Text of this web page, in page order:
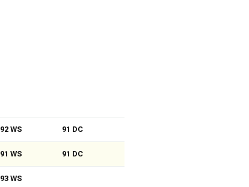
92 WS 91 DC
91 WS 91 DC
93 WS